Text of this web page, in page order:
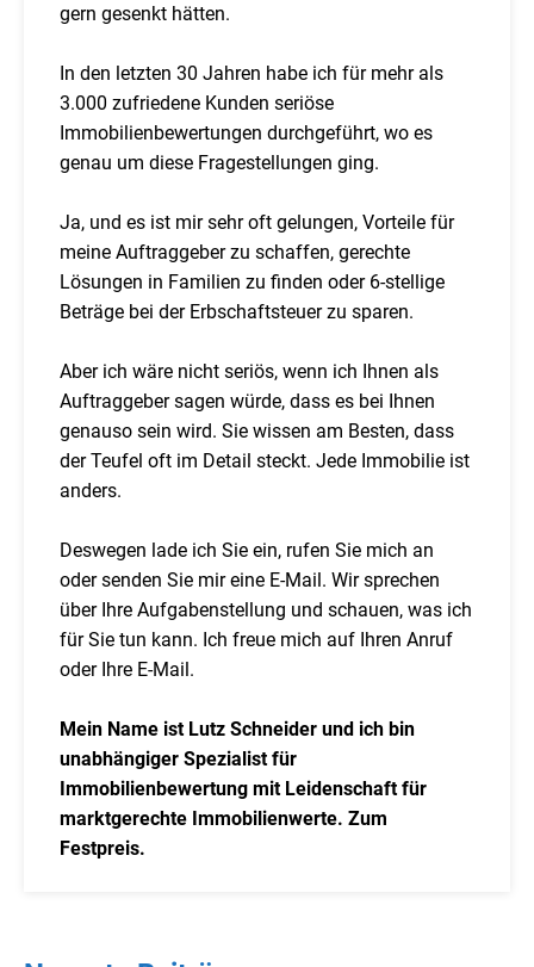
gern gesenkt hätten.
In den letzten 30 Jahren habe ich für mehr als
3.000 zufriedene Kunden seriöse
Immobilienbewertungen durchgeführt, wo es
genau um diese Fragestellungen ging.
Ja, und es ist mir sehr oft gelungen, Vorteile für
meine Auftraggeber zu schaffen, gerechte
Lösungen in Familien zu finden oder 6-stellige
Beträge bei der Erbschaftsteuer zu sparen.
Aber ich wäre nicht seriös, wenn ich Ihnen als
Auftraggeber sagen würde, dass es bei Ihnen
genauso sein wird. Sie wissen am Besten, dass
der Teufel oft im Detail steckt. Jede Immobilie ist
anders.
Deswegen lade ich Sie ein, rufen Sie mich an
oder senden Sie mir eine E-Mail. Wir sprechen
über Ihre Aufgabenstellung und schauen, was ich
für Sie tun kann. Ich freue mich auf Ihren Anruf
oder Ihre E-Mail.
Mein Name ist Lutz Schneider und ich bin
unabhängiger Spezialist für
Immobilienbewertung mit Leidenschaft für
marktgerechte Immobilienwerte. Zum
Festpreis.